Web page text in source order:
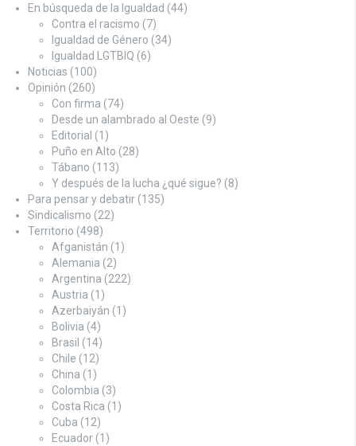
En búsqueda de la Igualdad (44)
Contra el racismo (7)
Igualdad de Género (34)
Igualdad LGTBIQ (6)
Noticias (100)
Opinión (260)
Con firma (74)
Desde un alambrado al Oeste (9)
Editorial (1)
Puño en Alto (28)
Tábano (113)
Y después de la lucha ¿qué sigue? (8)
Para pensar y debatir (135)
Sindicalismo (22)
Territorio (498)
Afganistán (1)
Alemania (2)
Argentina (222)
Austria (1)
Azerbaiyán (1)
Bolivia (4)
Brasil (14)
Chile (12)
China (1)
Colombia (3)
Costa Rica (1)
Cuba (12)
Ecuador (1)